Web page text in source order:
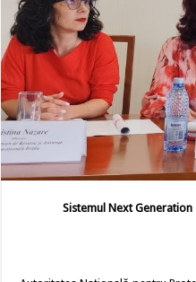
Sistemul Next